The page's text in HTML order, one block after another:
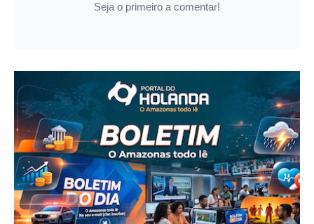
Seja o primeiro a comentar!